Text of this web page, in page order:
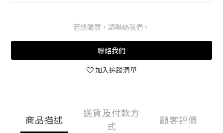
若想購買，請聯絡我們。
聯絡我們
加入追蹤清單
商品描述
送貨及付款方
式
顧客評價